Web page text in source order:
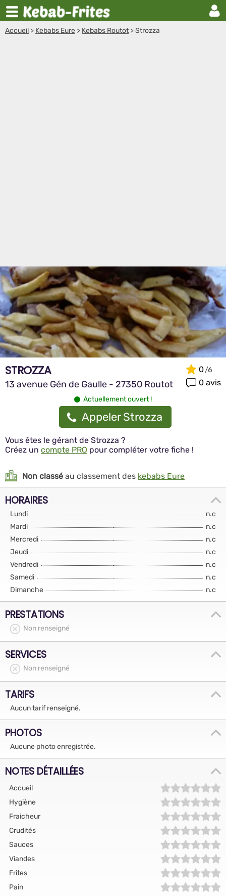
Accueil > Kebabs Eure > Kebabs Routot>Strozza
STROZZA
13 avenue Gén de Gaulle - 27350 Routot
0
0 avis
Actuellement ouvert !
Appeler Strozza
Vous êtes le gérant de Strozza ?
Créez un compte PRO pour compléter votre fiche !
Non classé au classement des kebabs Eure
HORAIRES
Lundi
n.c
Mardi
n.c
Mercredi
n.c
Jeudi
n.c
Vendredi
n.c
Samedi
n.c
Dimanche
n.c
PRESTATIONS
Non renseigné
SERVICES
Non renseigné
TARIFS
Aucun tarif renseigné.
PHOTOS
Aucune photo enregistrée.
NOTES DÉTAILLÉES
Accueil
Hygiène
Fraicheur
Crudités
Sauces
Viandes
Frites
Pain